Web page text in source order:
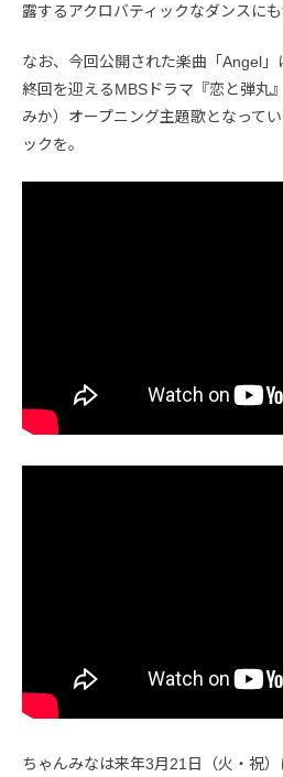
露するアクロバティックなダンスにも
なお、今回公開された楽曲「Angel
終回を迎えるMBSドラマ『恋と弾丸
みか）オープニング主題歌となって
ックを。
ちゃんみなは来年3月21日（火・祝